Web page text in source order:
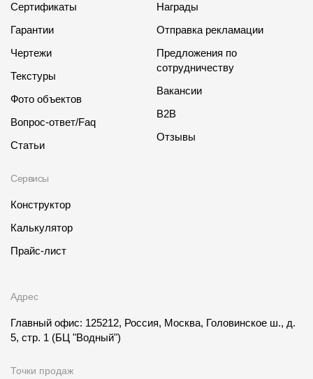
Сертификаты
Гарантии
Чертежи
Текстуры
Фото объектов
Вопрос-ответ/Faq
Статьи
Сервисы
Конструктор
Калькулятор
Прайс-лист
Награды
Отправка рекламации
Предложения по
сотрудничеству
Вакансии
B2B
Отзывы
Адрес
Главный офис: 125212, Россия, Москва, Головинское ш., д.
5, стр. 1 (БЦ "Водный")
Точки продаж